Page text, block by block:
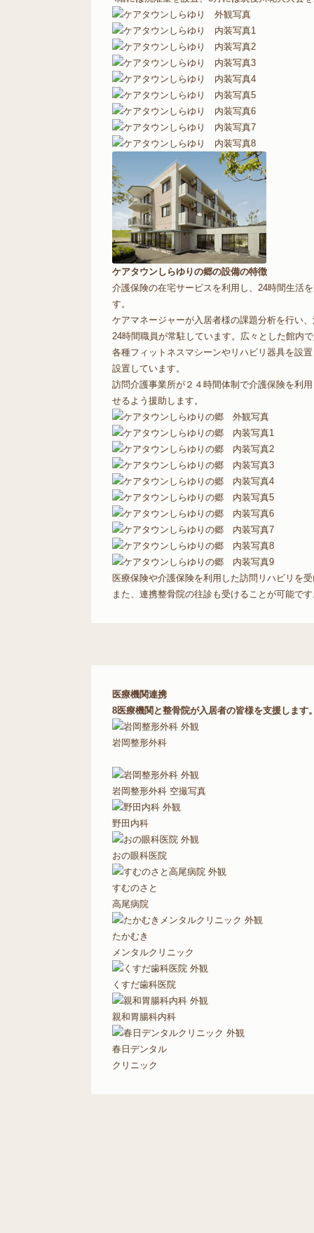
ケアタウンしらゆりの郷の設備の特徴
介護保険の在宅サービスを利用し、24時間生活
す。
ケアマネージャーが入居者様の課題分析を行い
24時間職員が常駐しています。広々とした館内
各種フィットネスマシーンやリハビリ器具を設
設置しています。
訪問介護事業所が２４時間体制で介護保険を利
せるよう援助します。
医療保険や介護保険を利用した訪問リハビリを
また、連携整骨院の往診も受けることが可能で
医療機関連携
8医療機関と整骨院が入居者の皆様を支援します
岩岡整形外科
岩岡整形外科 空撮写真
野田内科
おの眼科医院
すむのさと
高尾病院
たかむき
メンタルクリニック
くすだ歯科医院
親和胃腸科内科
春日デンタル
クリニック